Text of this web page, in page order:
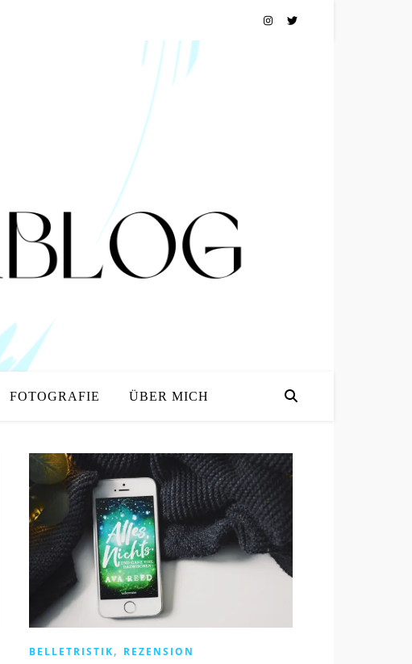
FOTOGRAFIE ÜBER MICH
BELLETRISTIK, REZENSION